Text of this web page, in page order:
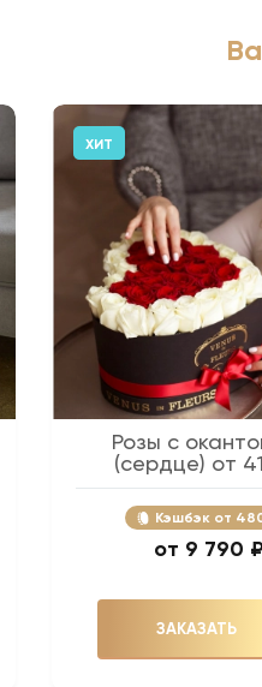
ХИТ
Розы с
(сердце)
Кэшбэк
9 790
ЗАКАЗАТЬ